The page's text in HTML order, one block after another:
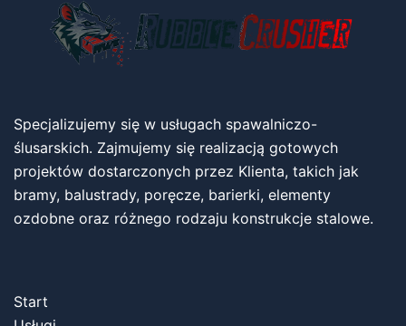
Specjalizujemy się w usługach spawalniczo-
ślusarskich. Zajmujemy się realizacją gotowych
projektów dostarczonych przez Klienta, takich jak
bramy, balustrady, poręcze, barierki, elementy
ozdobne oraz różnego rodzaju konstrukcje stalowe.
Start